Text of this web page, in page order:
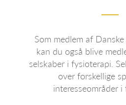
Som medlem af
kan du også blive
selskaber i fysioterapi.
over forskellige
interesseområder